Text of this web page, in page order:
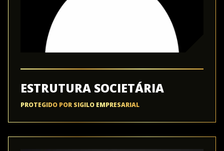
ESTRUTURA SOCIETÁRIA
PROTEGIDO POR SIGILO EMPRESARIAL